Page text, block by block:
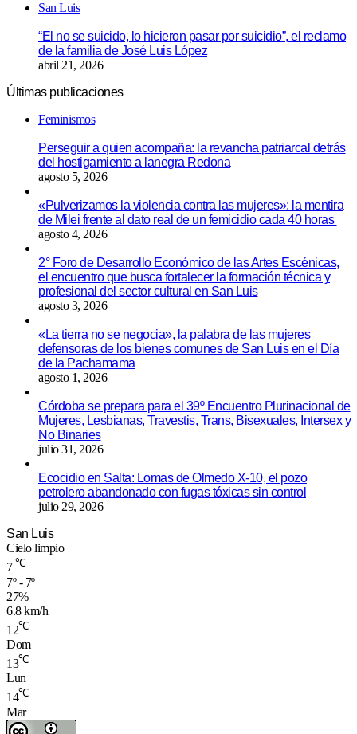
San Luis
“El no se suicido, lo hicieron pasar por suicidio”, el reclamo
de la familia de José Luis López
abril 21, 2026
Últimas publicaciones
Feminismos
Perseguir a quien acompaña: la revancha patriarcal detrás
del hostigamiento a lanegra Redona
agosto 5, 2026
«Pulverizamos la violencia contra las mujeres»: la mentira
de Milei frente al dato real de un femicidio cada 40 horas
agosto 4, 2026
2° Foro de Desarrollo Económico de las Artes Escénicas,
el encuentro que busca fortalecer la formación técnica y
profesional del sector cultural en San Luis
agosto 3, 2026
«La tierra no se negocia», la palabra de las mujeres
defensoras de los bienes comunes de San Luis en el Día
de la Pachamama
agosto 1, 2026
Córdoba se prepara para el 39º Encuentro Plurinacional de
Mujeres, Lesbianas, Travestis, Trans, Bisexuales, Intersex y
No Binaries
julio 31, 2026
Ecocidio en Salta: Lomas de Olmedo X-10, el pozo
petrolero abandonado con fugas tóxicas sin control
julio 29, 2026
San Luis
Cielo limpio
7 ℃
7º - 7º
27%
6.8 km/h
12℃
Dom
13℃
Lun
14℃
Mar